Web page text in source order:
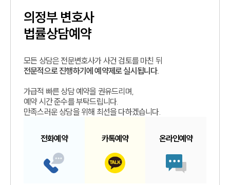
의정부 변호사
법률상담예약
모든 상담은 전문변호사가 사건 검토를 마친 뒤
전문적으로 진행하기에 예약제로 실시됩니다.
가급적 빠른 상담 예약을 권유드리며,
예약 시간 준수를 부탁드립니다.
만족스러운 상담을 위해 최선을 다하겠습니다.
전화예약 카톡예약 온라인예약